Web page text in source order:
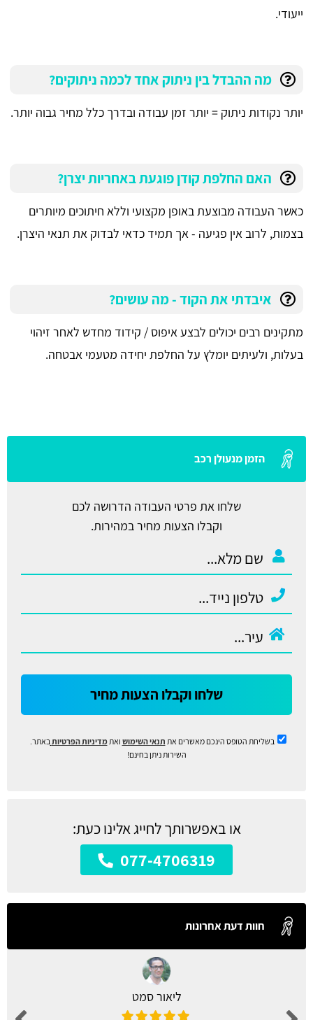
ייעודי.
מה ההבדל בין ניתוק אחד לכמה ניתוקים?
יותר נקודות ניתוק = יותר זמן עבודה ובדרך כלל מחיר גבוה יותר.
האם החלפת קודן פוגעת באחריות יצרן?
כאשר העבודה מבוצעת באופן מקצועי וללא חיתוכים מיותרים
בצמות, לרוב אין פגיעה - אך תמיד כדאי לבדוק את תנאי היצרן.
איבדתי את הקוד - מה עושים?
מתקינים רבים יכולים לבצע איפוס / קידוד מחדש לאחר זיהוי
בעלות, ולעיתים יומלץ על החלפת יחידה מטעמי אבטחה.
הזמן מנעולן רכב
שלחו את פרטי העבודה הדרושה לכם
וקבלו הצעות מחיר במהירות.
שלחו וקבלו הצעות מחיר
בשליחת הטופס הינכם מאשרים את תנאי השימוש ואתמדיניות הפרטיות באתר.
השירות ניתן בחינם!
או באפשרותך לחייג אלינו כעת:
077-4706319
חוות דעת אחרונות
ליאור סמט